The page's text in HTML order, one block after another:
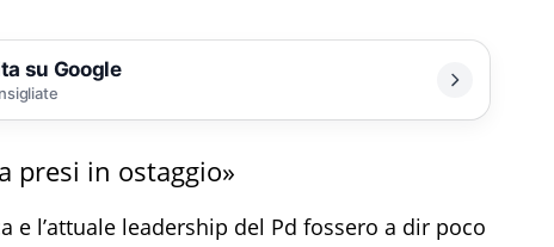
su Google
presi in ostaggio»
e l’attuale leadership del Pd fossero a dir poco